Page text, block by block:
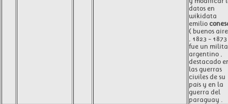
datos en
wikidata
emilio
( buenos
, 1823 -
fue un
argentino ,
destacado
las guerras
civiles de su
país y en la
guerra del
paraguay .